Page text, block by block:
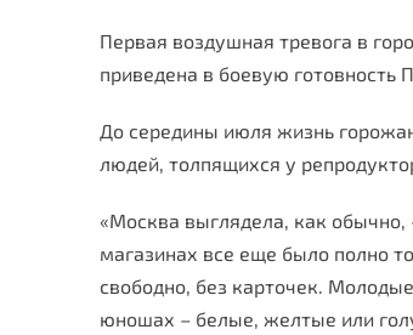
Первая воздушная тревога в
приведена в боевую
До середины июля жизнь
людей, толпящихся у
«Москва выглядела, как обычно,
магазинах все еще было полно
свободно, без карточек.
юношах – белые, желтые или